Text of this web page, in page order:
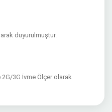
duyurulmuştur.
3G İvme Ölçer olarak